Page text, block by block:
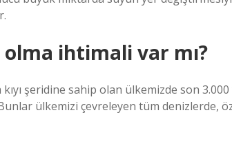
ihtimali var mı?
şeridine sahip olan ülkemizde son
ülkemizi çevreleyen tüm denizlerde,